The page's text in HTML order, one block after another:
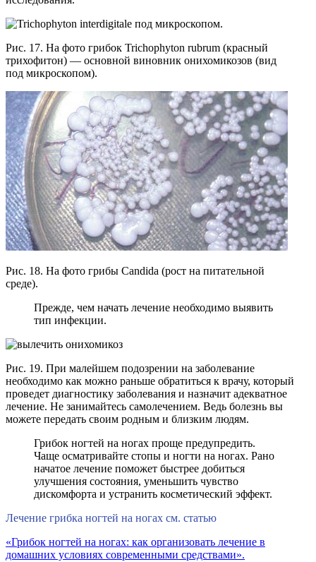
Рис. 17. На фото грибок Trichophyton rubrum (красный
трихофитон) — основной виновник онихомикозов (вид
под микроскопом).
Рис. 18. На фото грибы Candida (рост на питательной
среде).
Прежде, чем начать лечение необходимо выявить
тип инфекции.
Рис. 19. При малейшем подозрении на заболевание
необходимо как можно раньше обратиться к врачу, который
проведет диагностику заболевания и назначит адекватное
лечение. Не занимайтесь самолечением. Ведь болезнь вы
можете передать своим родным и близким людям.
Грибок ногтей на ногах проще предупредить.
Чаще осматривайте стопы и ногти на ногах. Рано
начатое лечение поможет быстрее добиться
улучшения состояния, уменьшить чувство
дискомфорта и устранить косметический эффект.
Лечение грибка ногтей на ногах см. статью
«Грибок ногтей на ногах: как организовать лечение в
домашних условиях современными средствами».